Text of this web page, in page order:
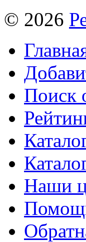
© 2026
Поиск
Наши